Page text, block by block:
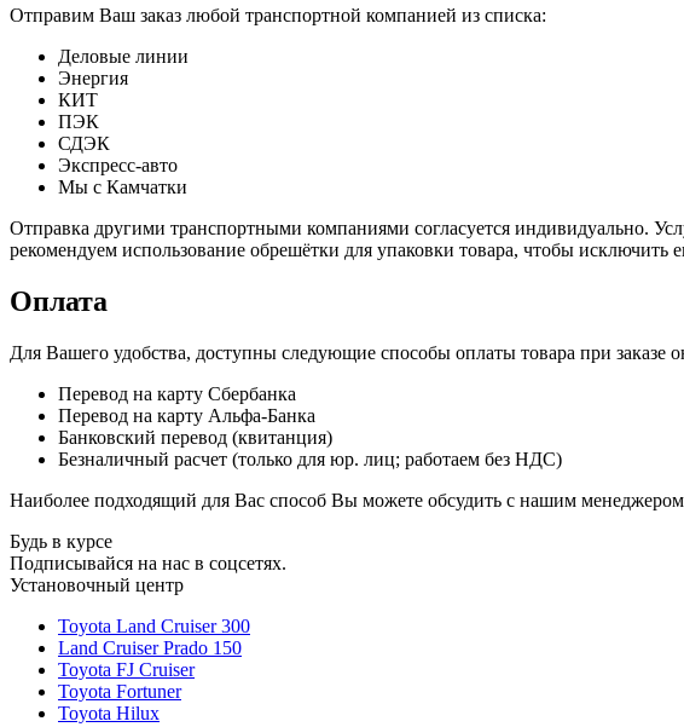
Отправим Ваш заказ любой транспортной компанией из списка:
Деловые линии
Энергия
КИТ
ПЭК
СДЭК
Экспресс-авто
Мы с Камчатки
Отправка другими транспортными компаниями согласуется индивидуально.
рекомендуем использование обрешётки для упаковки товара, чтобы исключить
Оплата
Для Вашего удобства, доступны следующие способы оплаты товара при заказе
Перевод на карту Сбербанка
Перевод на карту Альфа-Банка
Банковский перевод (квитанция)
Безналичный расчет (только для юр. лиц; работаем без НДС)
Наиболее подходящий для Вас способ Вы можете обсудить с нашим
Будь в курсе
Подписывайся на нас в соцсетях.
Установочный центр
Toyota Land Cruiser 300
Land Cruiser Prado 150
Toyota FJ Cruiser
Toyota Fortuner
Toyota Hilux